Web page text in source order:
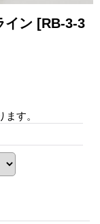
イン [RB-3-3
す。